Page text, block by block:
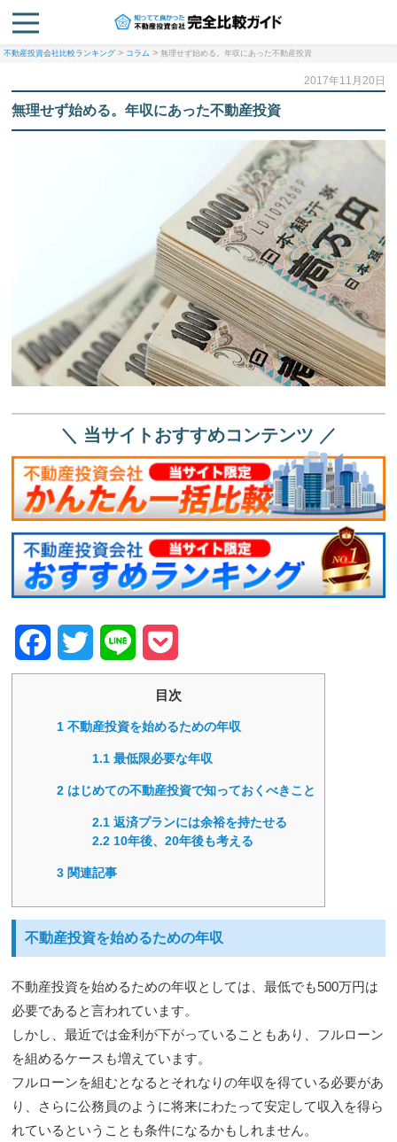
不動産投資会社比較ランキング > コラム >無理せず始める。年収にあった不動産投資
2017年11月20日
無理せず始める。年収にあった不動産投資
＼ 当サイトおすすめコンテンツ ／
Facebook
Twitter Line
目次
1 不動産投資を始めるための年収
1.1 最低限必要な年収
2 はじめての不動産投資で知っておくべきこと
2.1 返済プランには余裕を持たせる
2.2 10年後、20年後も考える
3 関連記事
不動産投資を始めるための年収
不動産投資を始めるための年収としては、最低でも500万円は
必要であると言われています。
しかし、最近では金利が下がっていることもあり、フルローン
を組めるケースも増えています。
フルローンを組むとなるとそれなりの年収を得ている必要があ
り、さらに公務員のように将来にわたって安定して収入を得ら
れているということも条件になるかもしれません。